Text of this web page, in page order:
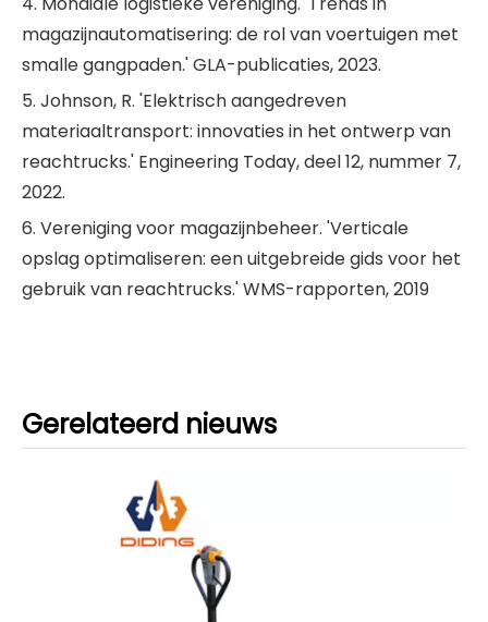
magazijnautomatisering: de rol van voertuigen met
smalle gangpaden.' GLA-publicaties, 2023.
5. Johnson, R. 'Elektrisch aangedreven
materiaaltransport: innovaties in het ontwerp van
reachtrucks.' Engineering Today, deel 12, nummer 7,
2022.
6. Vereniging voor magazijnbeheer. 'Verticale
opslag optimaliseren: een uitgebreide gids voor het
gebruik van reachtrucks.' WMS-rapporten, 2019
Gerelateerd nieuws